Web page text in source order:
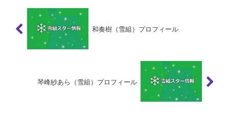
和奏樹（雪組）プロフィール
琴峰紗あら（雪組）プロフィール